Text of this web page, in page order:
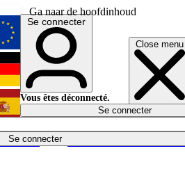
Ga naar de hoofdinhoud
Close menu
Se connecter
Économie
English
Deutsch
Español
Se connecter
Vous êtes déconnecté.
Se connecter